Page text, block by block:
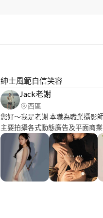
紳士風範自信笑容
Jack老謝
西區
您好～我是老謝 本職為職業攝影
主要拍攝各式動態廣告及平面商
動態婚禮拍攝經驗， 現為： 大型
部落 合作攝影師 高雄餐旅大學
技大學 流行服飾係 合作攝影師
師 璽曜娛樂工作室 合作攝影師 瑪查影像婚錄公司 任職攝影師/
剪輯師 已見證超過上百場新人的